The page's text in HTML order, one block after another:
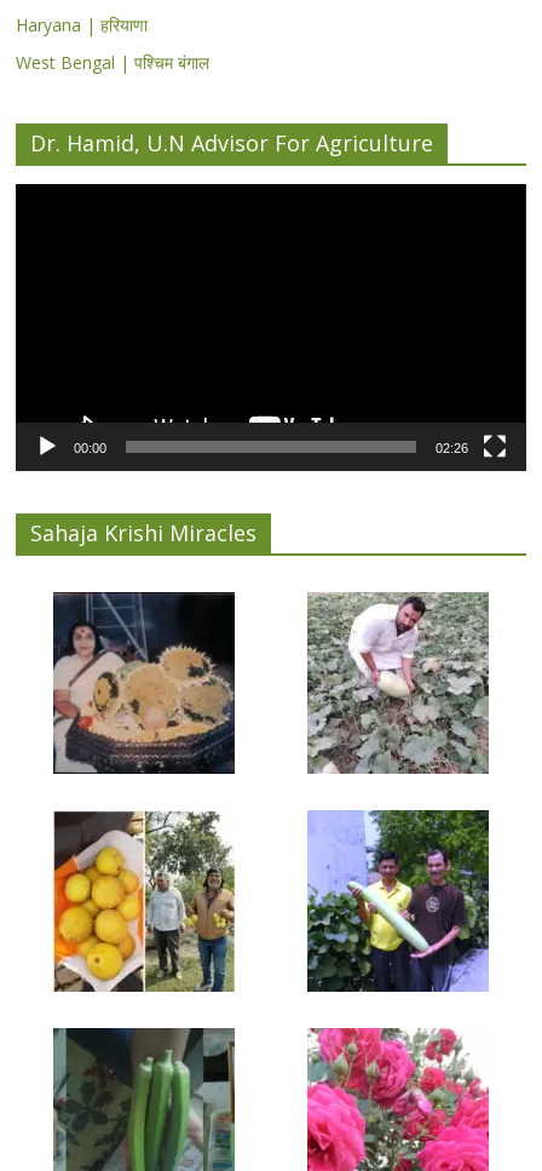
Haryana | हरियाणा
West Bengal | पश्चिम बंगाल
Dr. Hamid, U.N Advisor For Agriculture
00:00 02:26
Sahaja Krishi Miracles